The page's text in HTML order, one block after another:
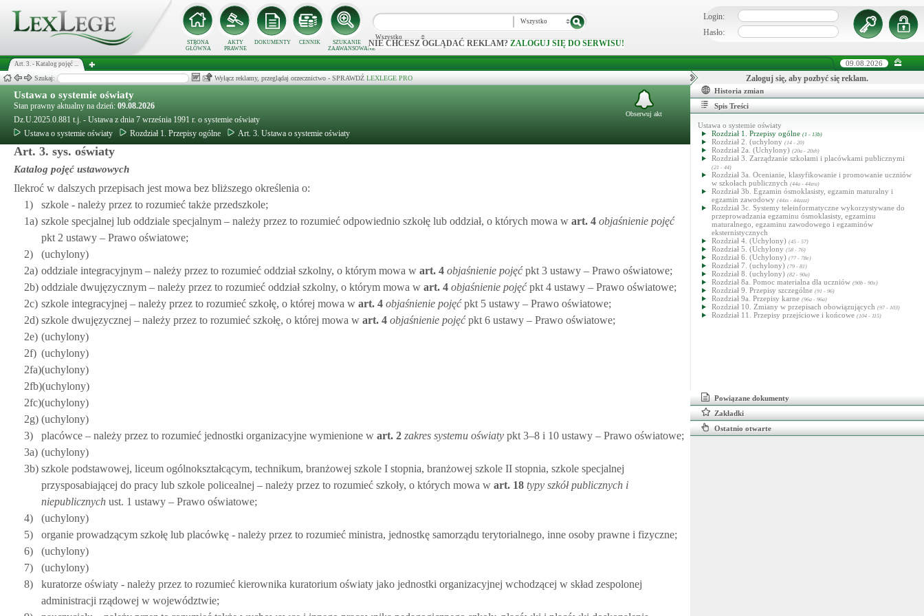
STRONA
GŁÓWNA
AKTY
PRAWNE
DOKUMENTY CENNIK
SZUKANIE
ZAAWANSOWANE
Wszystko
Wszystko
NIE CHCESZ OGLĄDAĆ REKLAM? ZALOGUJ SIĘ DO SERWISU!
Login:
Hasło:
Art. 3. - Katalog pojęć ... 09.08.2026
Szukaj: Wyłącz reklamy, przeglądaj orzecznictwo - SPRAWDŹ LEXLEGE PRO
Ustawa o systemie oświaty
Stan prawny aktualny na dzień: 09.08.2026
Dz.U.2025.0.881 t.j. - Ustawa z dnia 7 września 1991 r. o systemie oświaty
Ustawa o systemie oświaty
Rozdział 1. Przepisy ogólne Art. 3. Ustawa o systemie oświaty
Obserwuj akt
Art. 3. sys. oświaty
Katalog pojęć ustawowych
Ilekroć w dalszych przepisach jest mowa bez bliższego określenia o:
1)
szkole - należy przez to rozumieć także przedszkole;
1a) szkole specjalnej lub oddziale specjalnym – należy przez to rozumieć odpowiednio szkołę lub oddział, o których mowa w art. 4 objaśnienie pojęć
pkt 2 ustawy – Prawo oświatowe;
2)
(uchylony)
2a) oddziale integracyjnym – należy przez to rozumieć oddział szkolny, o którym mowa w art. 4 objaśnienie pojęćpkt 3 ustawy – Prawo oświatowe;
2b) oddziale dwujęzycznym – należy przez to rozumieć oddział szkolny, o którym mowa w art. 4 objaśnienie pojęćpkt 4 ustawy – Prawo oświatowe;
2c) szkole integracyjnej – należy przez to rozumieć szkołę, o której mowa w art. 4 objaśnienie pojęćpkt 5 ustawy – Prawo oświatowe;
2d) szkole dwujęzycznej – należy przez to rozumieć szkołę, o której mowa w art. 4 objaśnienie pojęćpkt 6 ustawy – Prawo oświatowe;
2e) (uchylony)
2f) (uchylony)
2fa)(uchylony)
2fb)(uchylony)
2fc)(uchylony)
2g) (uchylony)
3)
placówce – należy przez to rozumieć jednostki organizacyjne wymienione w art. 2 zakres systemu oświaty pkt 3–8 i 10 ustawy – Prawo oświatowe;
3a) (uchylony)
3b) szkole podstawowej, liceum ogólnokształcącym, technikum, branżowej szkole I stopnia, branżowej szkole II stopnia, szkole specjalnej
przysposabiającej do pracy lub szkole policealnej – należy przez to rozumieć szkoły, o których mowa w art. 18 typy szkół publicznych i
niepublicznych ust. 1 ustawy – Prawo oświatowe;
4)
(uchylony)
5)
organie prowadzącym szkołę lub placówkę - należy przez to rozumieć ministra, jednostkę samorządu terytorialnego, inne osoby prawne i fizyczne;
6)
(uchylony)
7)
(uchylony)
8)
kuratorze oświaty - należy przez to rozumieć kierownika kuratorium oświaty jako jednostki organizacyjnej wchodzącej w skład zespolonej
administracji rządowej w województwie;
Zaloguj się, aby pozbyć się reklam.
Historia zmian
Spis Treści
Ustawa o systemie oświaty
Rozdział 1. Przepisy ogólne (1 - 13b)
Rozdział 2. (uchylony (14 - 20)
Rozdział 2a. (Uchylony) (20a - 20zh)
Rozdział 3. Zarządzanie szkołami i placówkami publicznymi
(21 - 44)
Rozdział 3a. Ocenianie, klasyfikowanie i promowanie uczniów
w szkołach publicznych (44a - 44zra)
Rozdział 3b. Egzamin ósmoklasisty, egzamin maturalny i
egzamin zawodowy (44zs - 44zzzz)
Rozdział 3c. Systemy teleinformatyczne wykorzystywane do
przeprowadzania egzaminu ósmoklasisty, egzaminu
maturalnego, egzaminu zawodowego i egzaminów
eksternistycznych
Rozdział 4. (Uchylony) (45 - 57)
Rozdział 5. (Uchylony (58 - 76)
Rozdział 6. (Uchylony) (77 - 78e)
Rozdział 7. (uchylony) (79 - 81)
Rozdział 8. (uchylony) (82 - 90a)
Rozdział 8a. Pomoc materialna dla uczniów (90b - 90x)
Rozdział 9. Przepisy szczególne (91 - 96)
Rozdział 9a. Przepisy karne (96a - 96a)
Rozdział 10. Zmiany w przepisach obowiązujących (97 - 103)
Rozdział 11. Przepisy przejściowe i końcowe (104 - 115)
Powiązane dokumenty
Zakładki
Ostatnio otwarte